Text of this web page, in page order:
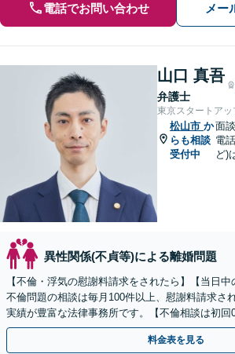
電話でお問い合わせ メー
山口 真吾
弁護士
東京スタートア
松山市 か
らも相談
受付中
面
電
ど)
異性関係(不貞等)による離婚問題
【不倫・浮気の慰謝料請求をされたら】【当日中
不倫問題の相談は毎月100件以上、慰謝料請求さ
実績が豊富な法律事務所です。【不倫相談は初回
ご契約まで対応可/来所不要】
料金表を見る